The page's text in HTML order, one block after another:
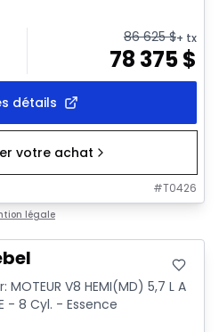
86 625$+ tx
78 375$
détails
votre achat
#T0426
légale
V8 HEMI(MD) 5,7 L A
- 8 Cyl. - Essence